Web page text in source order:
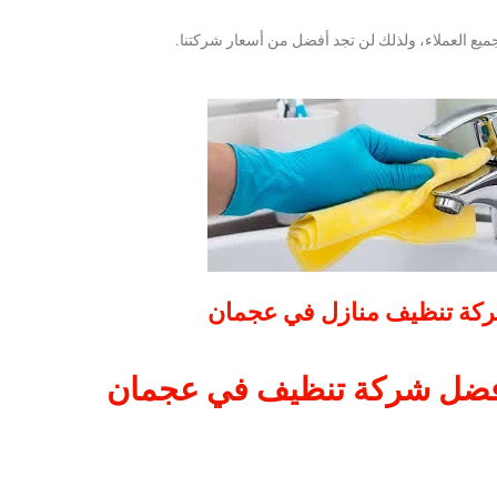
العملاء، ولذلك لن تجد أفضل من أسعار شركتنا.
تنظيف منازل في عجمان
شركة تنظيف في عجمان